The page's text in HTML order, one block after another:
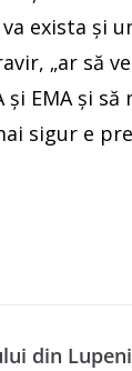
exista şi
„ar să
EMA şi să
sigur e
din